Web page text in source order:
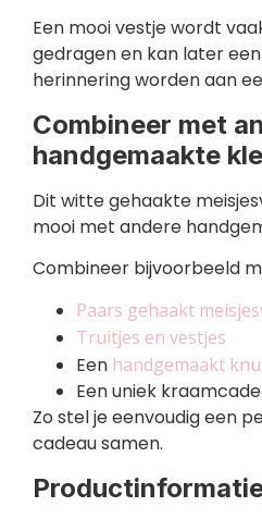
Een mooi vestje wordt
gedragen en kan later
herinnering worden aan
Combineer met
handgemaakte
Dit witte gehaakte
mooi met andere
Combineer bijvoorbeeld
Paars gehaakt
Truitjes en vestjes
Een handgemaakt
Een uniek
Zo stel je eenvoudig een
cadeau samen.